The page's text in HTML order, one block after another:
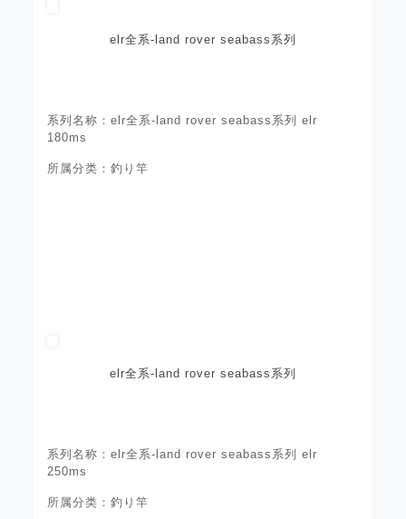
elr全系-land rover seabass系列
系列名称：elr全系-land rover seabass系列 elr
180ms
所属分类：釣り竿
elr全系-land rover seabass系列
系列名称：elr全系-land rover seabass系列 elr
250ms
所属分类：釣り竿